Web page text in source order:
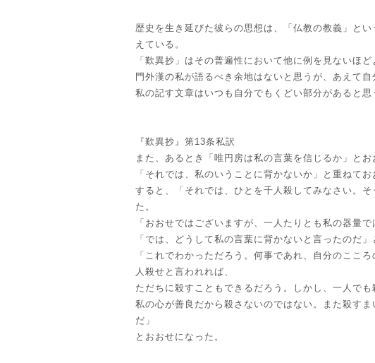
歴史を生き延びた彼らの思想は、「仏教の教義」と
えている。
「歎異抄」はその普遍性において他に例を見ないほど
門外漢の私が語るべき余地はないと思うが、あえて
私の記す文章はいつも自分でもくどい部分があると思
『歎異抄』第13条私訳
また、あるとき「唯円房は私の言葉を信じるか」と
「それでは、私のいうことに背かないか」と重ねて
すると、「それでは、ひとを千人殺してみなさい。
た。
「おおせではございますが、一人たりとも私の器量
「では、どうして私の言葉に背かないと言ったのだ」
「これでわかっただろう。何事であれ、自分のここ
人殺せと言われれば、
ただちに殺すこともできるだろう。しかし、一人で
私の心が善良だから殺さないのではない。また殺す
だ」
とおおせになった。